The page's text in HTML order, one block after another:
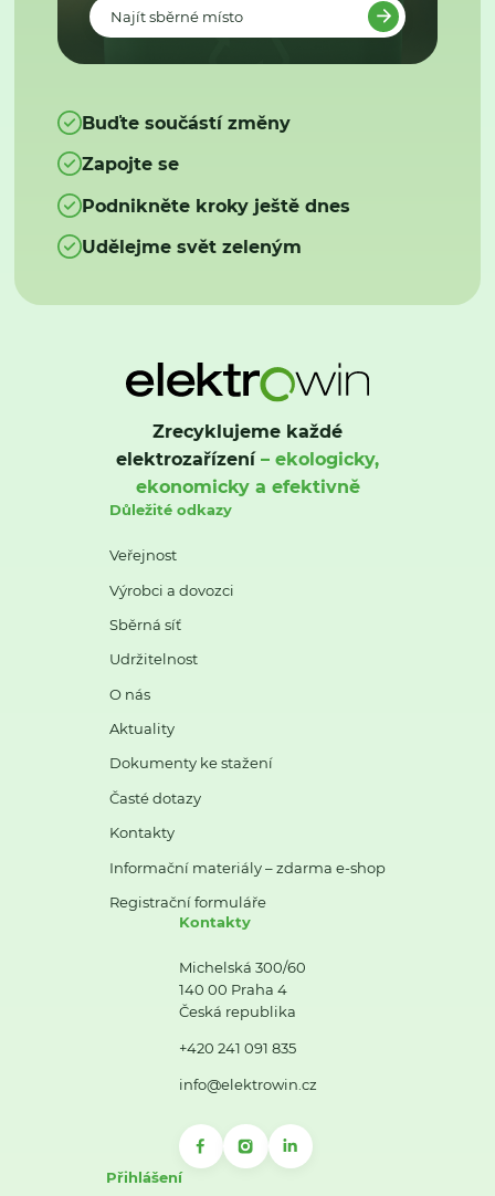
Najít sběrné místo
Buďte součástí změny
Zapojte se
Podnikněte kroky ještě dnes
Udělejme svět zeleným
Zrecyklujeme každé
elektrozařízení– ekologicky,
ekonomicky a efektivně
Důležité odkazy
Veřejnost
Výrobci a dovozci
Sběrná síť
Udržitelnost
O nás
Aktuality
Dokumenty ke stažení
Časté dotazy
Kontakty
Informační materiály – zdarma e-shop
Registrační formuláře
Kontakty
Michelská 300/60
140 00 Praha 4
Česká republika
+420 241 091 835
info@elektrowin.cz
Přihlášení